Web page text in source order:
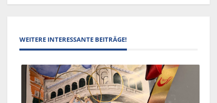
WEITERE INTERESSANTE BEITRÄGE!